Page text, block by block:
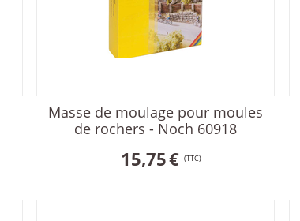
Masse de moulage pour moules
de rochers - Noch 60918
15,75€ (TTC)